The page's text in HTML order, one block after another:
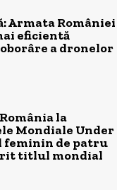
Armata României
eficientă
a dronelor
la
Mondiale Under
feminin de patru
titlul mondial